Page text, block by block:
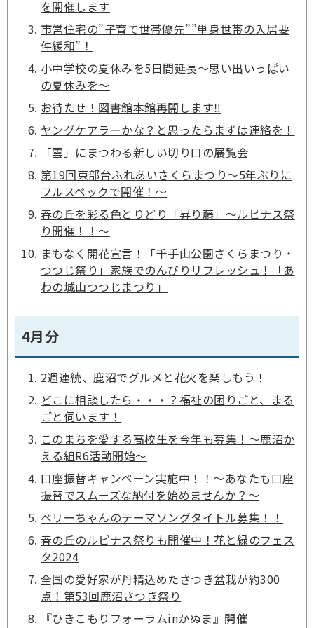
を開催します
市営住宅の”子育て世帯優先””単身世帯の入居要
件緩和”！
小中学校の夏休みを5日間延長～思い出いっぱい
の夏休みを～
お待たせ！図書館本館再開します‼
ヤングケアラーかな？と思ったらまずは連絡を！
「雲」にまつわる新しい切り口の展覧会
第19回東部台ふれあいさくらまつり～5年ぶりに
フルスペックで開催！～
春の丘を彩る色とりどり「昇り藤」～ルピナス祭
り開催！！～
まもなく開花宣言！「千手山公園さくらまつり・
つつじ祭り」家族でのんびりリフレッシュ！「あ
わの城山つつじまつり」
4月分
2週連続、鹿沼でグルメと花火を楽しもう！
どこに相談したら・・・？福祉の困りごと、まる
ごと伺います！
このまちを愛する高校生を今年も募集！～鹿沼か
える組R6活動開始～
口座振替キャンペーン実施中！！～あなたも口座
振替でスムーズな納付を始めませんか？～
ベリーちゃんのテーマソングタイトル募集！！
春の丘のルピナス祭りも開催中！花と緑のフェス
タ2024
全国の愛好家が丹精込めたさつき盆栽が約300
点！第53回鹿沼さつき祭り
『ひきこもりフォーラムinかぬま』開催